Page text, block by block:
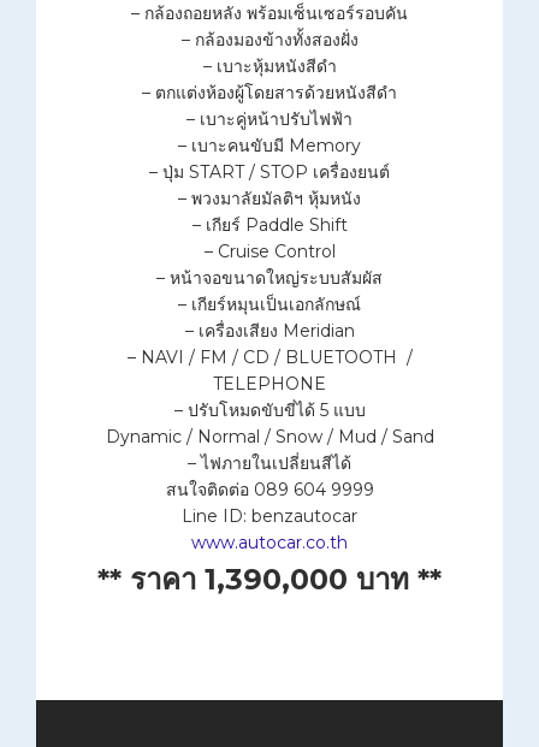
– กล้องถอยหลัง พร้อมเซ็นเซอร์รอบคัน
– กล้องมองข้างทั้งสองฝั่ง
– เบาะหุ้มหนังสีดำ
– ตกแต่งห้องผู้โดยสารด้วยหนังสีดำ
– เบาะคู่หน้าปรับไฟฟ้า
– เบาะคนขับมี Memory
– ปุ่ม START / STOP เครื่องยนต์
– พวงมาลัยมัลติฯ หุ้มหนัง
– เกียร์ Paddle Shift
– Cruise Control
– หน้าจอขนาดใหญ่ระบบสัมผัส
– เกียร์หมุนเป็นเอกลักษณ์
– เครื่องเสียง Meridian
– NAVI / FM / CD / BLUETOOTH /
TELEPHONE
– ปรับโหมดขับขี่ได้ 5 แบบ
Dynamic / Normal / Snow / Mud / Sand
– ไฟภายในเปลี่ยนสีได้
สนใจติดต่อ 089 604 9999
Line ID: benzautocar
www.autocar.co.th
** ราคา 1,390,000 บาท **